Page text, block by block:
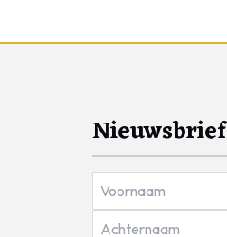
Nieuwsbrief